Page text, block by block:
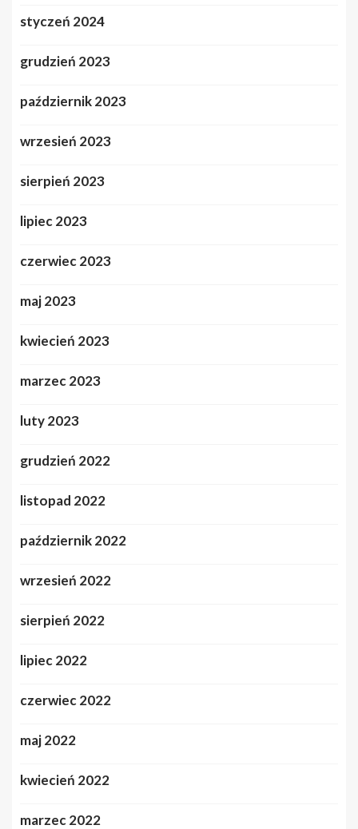
styczeń 2024
grudzień 2023
październik 2023
wrzesień 2023
sierpień 2023
lipiec 2023
czerwiec 2023
maj 2023
kwiecień 2023
marzec 2023
luty 2023
grudzień 2022
listopad 2022
październik 2022
wrzesień 2022
sierpień 2022
lipiec 2022
czerwiec 2022
maj 2022
kwiecień 2022
marzec 2022